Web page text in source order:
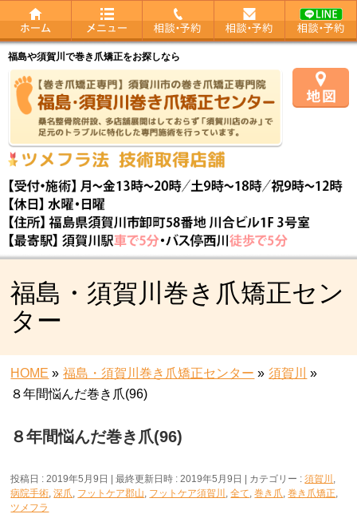
福島や須賀川で巻き爪矯正をお探しなら
福島・須賀川巻き爪矯正セン
ター
HOME » 福島・須賀川巻き爪矯正センター » 須賀川
»
８年間悩んだ巻き爪(96)
８年間悩んだ巻き爪(96)
投稿日 : 2019年5月9日 最終更新日時 : 2019年5月9日 カテゴリー :須賀川
病院手術 ,深爪 フットケア郡山 フットケア須賀川 ,全て ,巻き爪 ,巻き爪矯正
ツメフラ